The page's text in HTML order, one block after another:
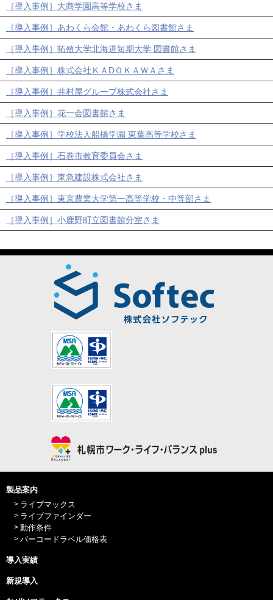
［導入事例］大商学園高等学校さま
［導入事例］あわくら会館・あわくら図書館さま
［導入事例］拓殖大学北海道短期大学 図書館さま
［導入事例］株式会社ＫＡDＯＫＡＷＡさま
［導入事例］井村屋グループ株式会社さま
［導入事例］花一会図書館さま
［導入事例］学校法人船橋学園 東葉高等学校さま
［導入事例］石巻市教育委員会さま
［導入事例］東急建設株式会社さま
［導入事例］東京農業大学第一高等学校・中等部さま
［導入事例］小鹿野町立図書館分室さま
製品案内
ライブマックス
ライブファインダー
動作条件
バーコードラベル価格表
導入実績
新規導入